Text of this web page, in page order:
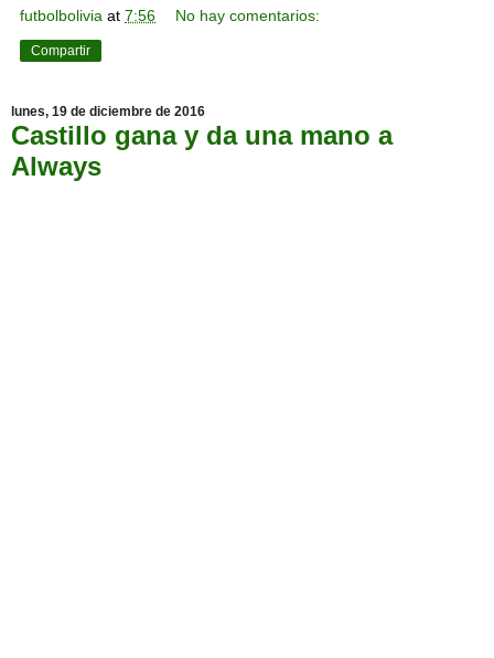
futbolbolivia at 7:56 No hay comentarios:
Compartir
lunes, 19 de diciembre de 2016
Castillo gana y da una mano a
Always